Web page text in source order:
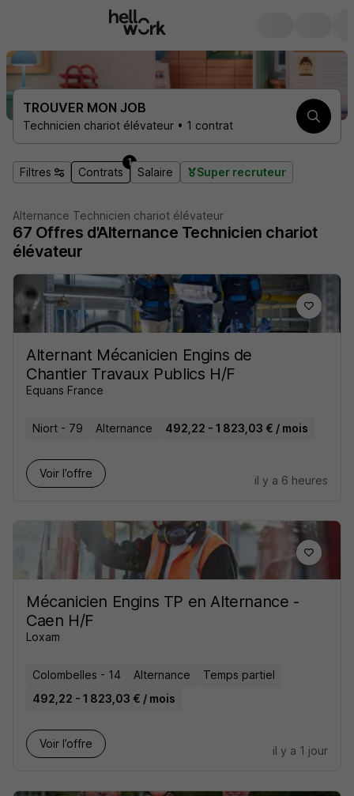
TROUVER MON JOB
Technicien chariot élévateur • 1 contrat
Filtres Contrats
1
Salaire Super recruteur
Alternance Technicien chariot élévateur
67 Offres d'Alternance Technicien chariot
élévateur
Alternant Mécanicien Engins de
Chantier Travaux Publics H/F
Equans France
Niort - 79 Alternance 492,22 - 1 823,03 € / mois
Voir l’offre
il y a 6 heures
Mécanicien Engins TP en Alternance -
Caen H/F
Loxam
Colombelles - 14 Alternance
Temps partiel
492,22 - 1 823,03 € / mois
Voir l’offre
il y a 1 jour